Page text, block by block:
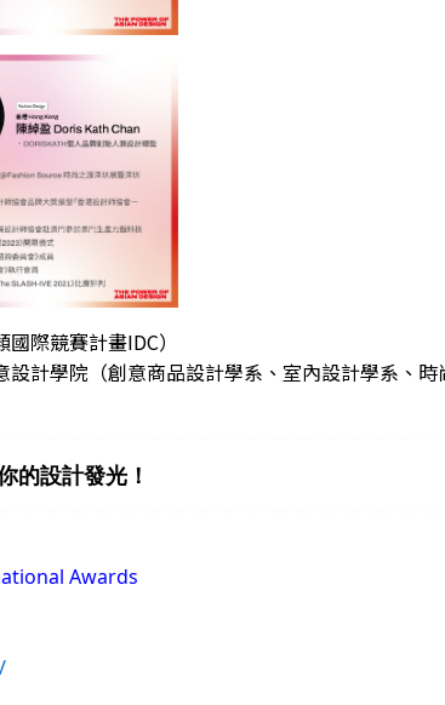
際競賽計畫IDC）
計學院（創意商品設計學系、室內設計學系、
的設計發光！
Awards